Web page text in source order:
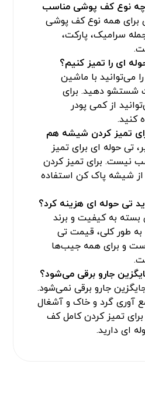
چه نوع کف پوشی مناسب
برای همه نوع کف پوشی
سرامیک، پارکت،
ای را تمیز کنیم؟
می‌توانید با ماشین
شستشو دهید. برای
از کمی پودر
کنید.
تمیز کردن شیشه هم
تی حوله ای برای تمیز
نیست. برای تمیز کردن
شیشه پاک کن استفاده
تی حوله ای هزینه کرد؟
به کیفیت و برند
طور کلی، قیمت تی
و برای همه جیب‌ها
جارو برقی می‌شود؟
جارو برقی نمی‌شود.
آوری گرد و خاک و آشغال
تمیز کردن کامل کف
ای دارید.